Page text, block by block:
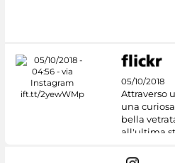
05/10/2018
Attraverso
una
bella
all'ultima